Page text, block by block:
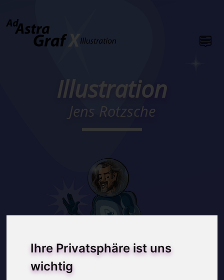
Ihre Privatsphäre ist uns
wichtig
Illustration
Jens Rotzsche